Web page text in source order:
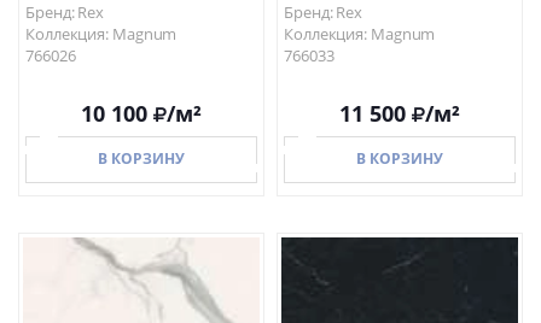
Бренд: Rex
Коллекция: Magnum
766026
10 100 /м²
В КОРЗИНУ
В КОРЗИНУ
Бренд: Rex
Коллекция: Magnum
766033
11 500 /м²
В КОРЗИНУ